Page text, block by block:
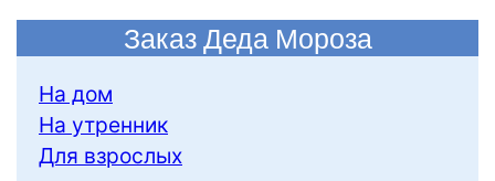
Заказ Деда Мороза
На дом
На утренник
Для взрослых